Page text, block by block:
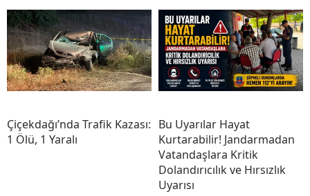
Çiçekdağı’nda Trafik Kazası:
1 Ölü, 1 Yaralı
Bu Uyarılar Hayat
Kurtarabilir! Jandarmadan
Vatandaşlara Kritik
Dolandırıcılık ve Hırsızlık
Uyarısı